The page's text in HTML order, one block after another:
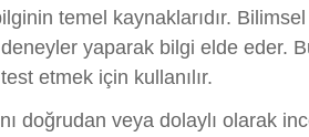
temel kaynaklarıdır.
yaparak bilgi elde eder.
etmek için kullanılır.
doğrudan veya dolaylı olarak